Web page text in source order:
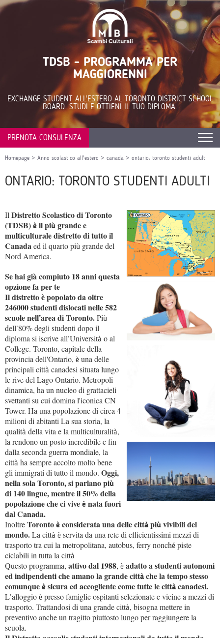
TDSB - PROGRAMMA PER
MAGGIORENNI
EXCHANGE STUDENT ALL'ESTERO AL TORONTO DISTRICT SCHOOL
BOARD. STUDI E OTTIENI IL TUO DIPLOMA.
PRENOTA CONSULENZA
Homepage > Anno scolastico all'estero > canada > ontario: toronto studenti adulti
ONTARIO: TORONTO STUDENTI ADULTI
Il Distretto Scolastico di Toronto
(TDSB) è il più grande e
multiculturale distretto di tutto il
Canadaed il quarto più grande del
Nord America.
Se hai già compiuto 18 anni questa
opzione fa per te
Il distretto è popolato da oltre
246000 studenti dislocati nelle 582
scuole nell’area di Toronto.Più
dell’80% degli studenti dopo il
diploma si iscrive all’Università o al
College. Toronto, capitale della
provincia dell'Ontario, è una delle
principali città canadesi situata lungo
le rive del Lago Ontario. Metropoli
dinamica, ha un nucleo di grattacieli
svettanti su cui domina l'iconica CN
Tower. Ha una popolazione di circa 4
milioni di abitanti La sua storia, la
qualità della vita e la multiculturalità,
la rendono un posto incredibile e fin
dalla seconda guerra mondiale, la
città ha sempre accolto molto bene
gli immigrati di tutto il mondo. Oggi,
nella sola Toronto, si parlano più
di 140 lingue, mentre il 50% della
popolazione che ci vive è nata fuori
dal Canada.
InoltreToronto è considerata una delle città più vivibili del
mondo.La città è servita da una rete di efficientissimi mezzi di
trasporto tra cui la metropolitana, autobus, ferry nonché piste
ciclabili in tutta la città
Questo programma, attivo dal 1988, è adatto a studenti autonomi
ed indipendenti che amano la grande città che la tempo stesso
comunque è sicura ed accogliente come tutte le città canadesi.
L’alloggio è presso famiglie ospitanti selezionate e vicine a mezzi di
trasporto. Trattandosi di una grande città, bisogna mettere in
preventivo anche un tragitto piuttosto lungo per raggiungere la
scuola.